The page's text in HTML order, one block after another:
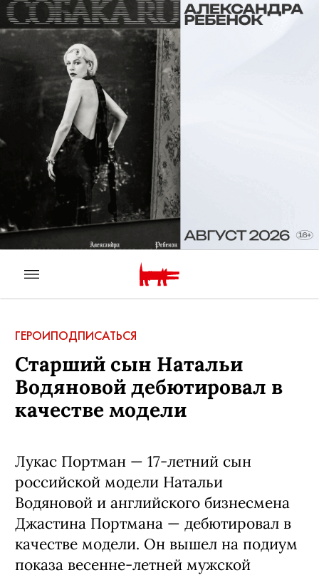
ГЕРОИПОДПИСАТЬСЯ
Старший сын Натальи
Водяновой дебютировал в
качестве модели
Лукас Портман — 17-летний сын
российской модели Натальи
Водяновой и английского бизнесмена
Джастина Портмана — дебютировал в
качестве модели. Он вышел на подиум
показа весенне-летней мужской